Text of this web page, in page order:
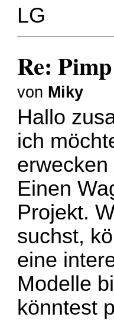
LG
Re:
von Miky
Hallo
ich
erwecken
Einen
Projekt.
suchst,
eine
Modelle
könntest